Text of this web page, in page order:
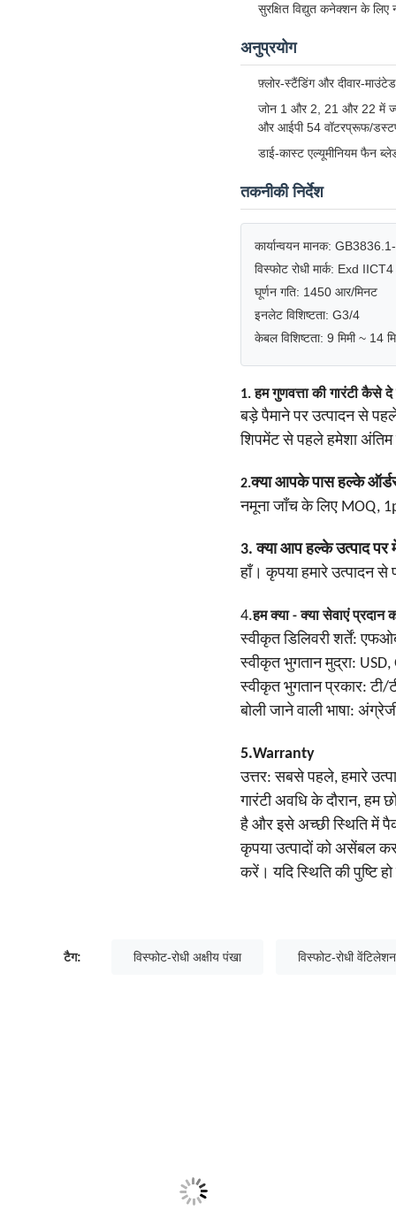
सुरक्षित विद्युत कनेक्शन के लिए
अनुप्रयोग
फ़्लोर-स्टैंडिंग और दीवार-
जोन 1 और 2, 21 और 22 में
और आईपी 54 वॉटरप्रूफ/
डाई-कास्ट एल्यूमीनियम फैन
तकनीकी निर्देश
कार्यान्वयन मानक:
विस्फोट रोधी मार्क: Exd IICT4
घूर्णन गति: 1450 आर/मिनट
इनलेट विशिष्टता: G3/4
केबल विशिष्टता: 9 मिमी ~ 14
1. हम गुणवत्ता की गारंटी कैसे
बड़े पैमाने पर उत्पादन से
शिपमेंट से पहले हमेशा अंतिम
2.क्या आपके पास हल्के
नमूना जाँच के लिए MOQ,
3. क्या आप हल्के उत्पाद पर
हाँ। कृपया हमारे उत्पादन
4.हम क्या - क्या सेवाएं
स्वीकृत डिलिवरी शर्तें:
स्वीकृत भुगतान मुद्रा: USD,
स्वीकृत भुगतान प्रकार: टी/
बोली जाने वाली भाषा:
5.Warranty
उत्तर: सबसे पहले, हमारे
गारंटी अवधि के दौरान, हम
है और इसे अच्छी स्थिति में पैक
कृपया उत्पादों को असेंबल
करें। यदि स्थिति की पुष्टि
टैग: विस्फोट-रोधी अक्षीय पंखा विस्फोट-रोधी